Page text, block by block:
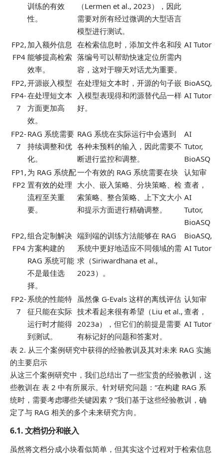
训练的有效
性。
（Lermen et al., 2023），因此
需要对所有经过微调的大型语言
模型进行测试。
FP2,
FP4
加入额外信息
能够提高检索
效率。
在检索信息时，添加文件名和段
落编号可以帮助快速定位所需内
容，这对于聊天对话尤为重要。
AI Tutor
FP2,
FP4-
7
开源嵌入模型
在处理短文本
方面更加高
效。
在处理短文本时，开源的句子嵌
入模型表现得和闭源替代品一样
好。
BioASQ,
AI Tutor
FP2-
7
RAG 系统需要
持续调整和优
化。
RAG 系统在实际运行中会遇到
各种未预料的输入，因此需要不
断进行监控和调整。
AI
Tutor,
BioASQ
FP1,
FP2
为 RAG 系统配
置有效的处理
流程至关重
要。
一个有效的 RAG 系统需要在块
大小、嵌入策略、分块策略、检
索策略、整合策略、上下文大小
和提示方面进行精确调整。
认知审
查者，
AI
Tutor,
BioASQ
FP2,
FP4
组合定制解决
方案构建的
RAG 系统可能
不是最佳选
择。
端到端的训练方法能够在 RAG
系统中更好地适应不同领域的需
求（Siriwardhana et al.,
2023）。
BioASQ,
AI Tutor
FP2-
7
系统的性能特
征只能在实际
运行时才能得
到测试。
虽然像 G-Evals 这样的离线评估
技术看起来很有希望（Liu et al.,
2023a），但它们的前提是需要
有标记好的问题和答案对。
认知审
查者，
AI Tutor
表 2. 从三个案例研究中获得的经验教训及其对未来 RAG 实施
的主要启示
从这三个案例研究中，我们总结出了一些宝贵的经验教训，这
些教训在 表 2 中有所展示。针对研究问题：“在构建 RAG 系
统时，需要考虑哪些关键因素？”我们基于这些经验教训，确
定了与 RAG 相关的多个未来研究方向。
6.1. 文档切分和嵌入
虽然将文档分成小块看似简单，但其实这个过程对于检索信息